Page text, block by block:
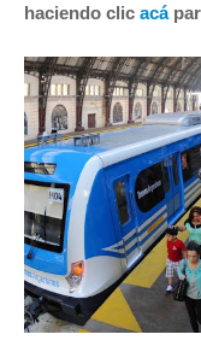
haciendo clic acá